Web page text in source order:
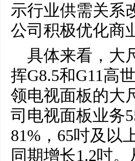
示行业供需关系
公司积极优化商
具体来看，大
挥G8.5和G11高
领电视面板的大
司电视面板业务
81%，65吋及以
同期增长1.2吋